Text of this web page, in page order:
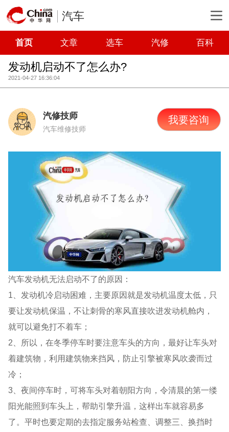
汽车
首页 文章 选车 汽修 百科
发动机启动不了怎么办?
2021-04-27 16:36:04
汽修技师
汽车维修技师
我要咨询
汽车发动机无法启动不了的原因：
1、发动机冷启动困难，主要原因就是发动机温度太低，只
要让发动机保温，不让刺骨的寒风直接吹进发动机舱内，
就可以避免打不着车；
2、所以，在冬季停车时要注意车头的方向，最好让车头对
着建筑物，利用建筑物来挡风，防止引擎被寒风吹袭而过
冷；
3、夜间停车时，可将车头对着朝阳方向，令清晨的第一缕
阳光能照到车头上，帮助引擎升温，这样出车就容易多
了。平时也要定期的去指定服务站检查、调整三、换挡时